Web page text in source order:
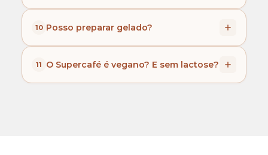
o uso.
aumento de resistência física, energia e foco,
pode ser usado como pré-treino.
Recomendamos no mínimo 30 minutos antes
10 Posso preparar gelado?
ótimo sabor mesmo em água fria.
11 O Supercafé é vegano? E sem lactose?